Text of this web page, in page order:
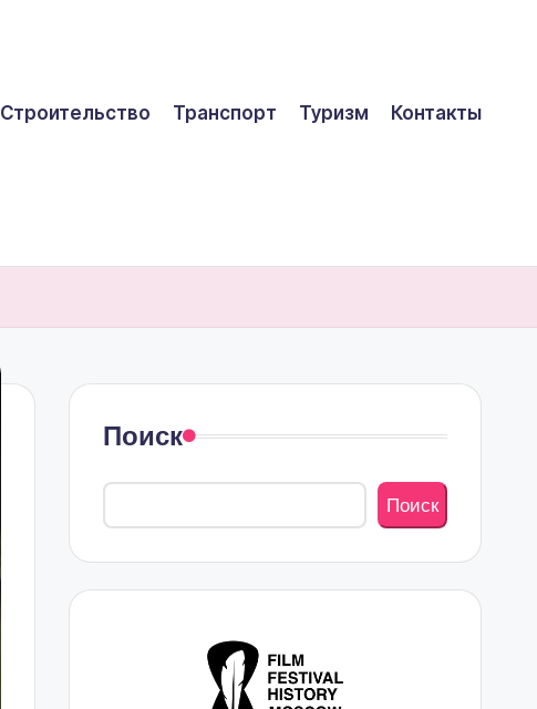
Строительство Транспорт Туризм Контакты
Поиск
Поиск